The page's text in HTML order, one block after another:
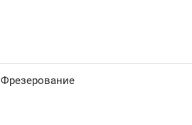
Фрезерование